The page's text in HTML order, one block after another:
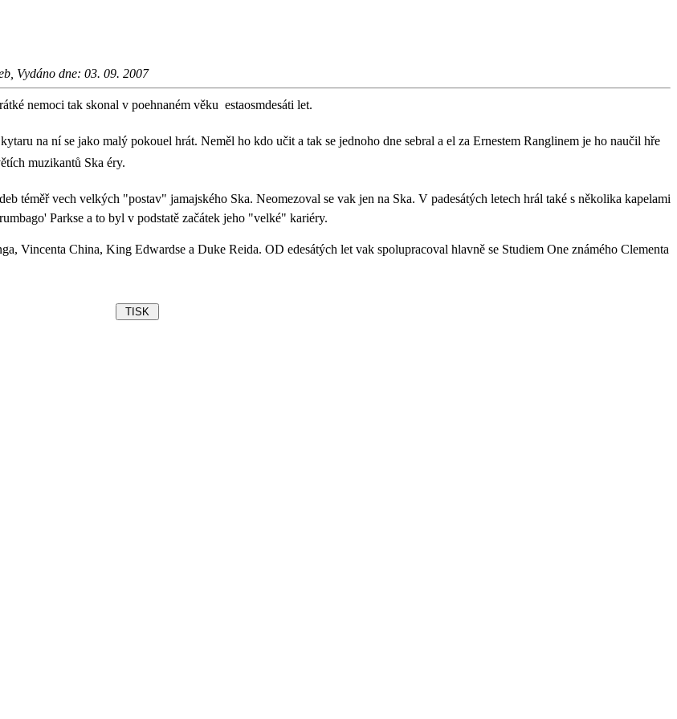
Vydáno dne: 03. 09. 2007
nemoci tak skonal v poehnaném věku estaosmdesáti let.
na ní se jako malý pokouel hrát. Neměl ho kdo učit a tak se jednoho dne sebral a el za Ernestem Ranglinem je ho naučil hře
muzikantů Ska éry.
téměř vech velkých "postav" jamajského Ska. Neomezoval se vak jen na Ska. V padesátých letech hrál také s několika kapelami
Parkse a to byl v podstatě začátek jeho "velké" kariéry.
Vincenta China, King Edwardse a Duke Reida. OD edesátých let vak spolupracoval hlavně se Studiem One známého Clementa